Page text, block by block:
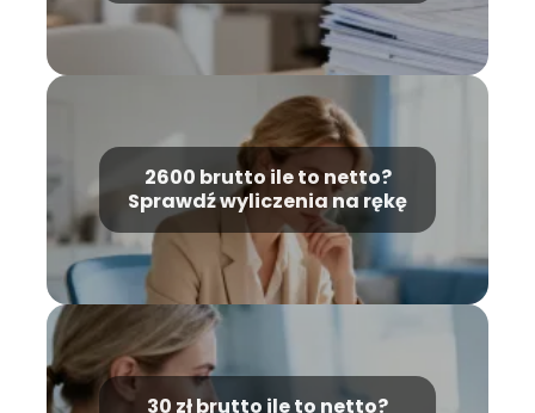
2600 brutto ile to netto?
Sprawdź wyliczenia na rękę
30 zł brutto ile to netto?